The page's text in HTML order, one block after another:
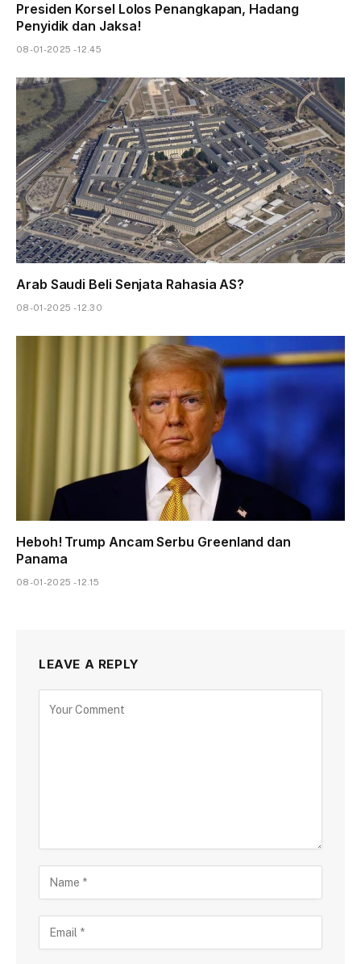
Presiden Korsel Lolos Penangkapan, Hadang
Penyidik dan Jaksa!
08-01-2025 - 12.45
Arab Saudi Beli Senjata Rahasia AS?
08-01-2025 - 12.30
Heboh! Trump Ancam Serbu Greenland dan
Panama
08-01-2025 - 12.15
LEAVE A REPLY